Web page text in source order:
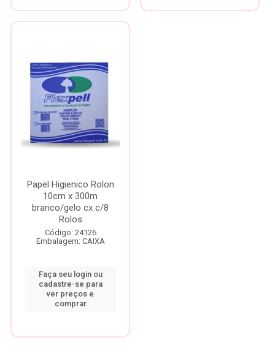
Papel Higienico Rolon
10cm x 300m
branco/gelo cx c/8
Rolos
Código: 24126
Embalagem: CAIXA
Faça seu login ou
cadastre-se para
ver preços e
comprar